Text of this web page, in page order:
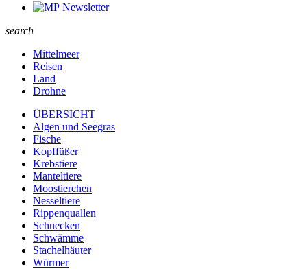
Newsletter
search
Mittelmeer
Reisen
Land
Drohne
ÜBERSICHT
Algen und Seegras
Fische
Kopffüßer
Krebstiere
Manteltiere
Moostierchen
Nesseltiere
Rippenquallen
Schnecken
Schwämme
Stachelhäuter
Würmer